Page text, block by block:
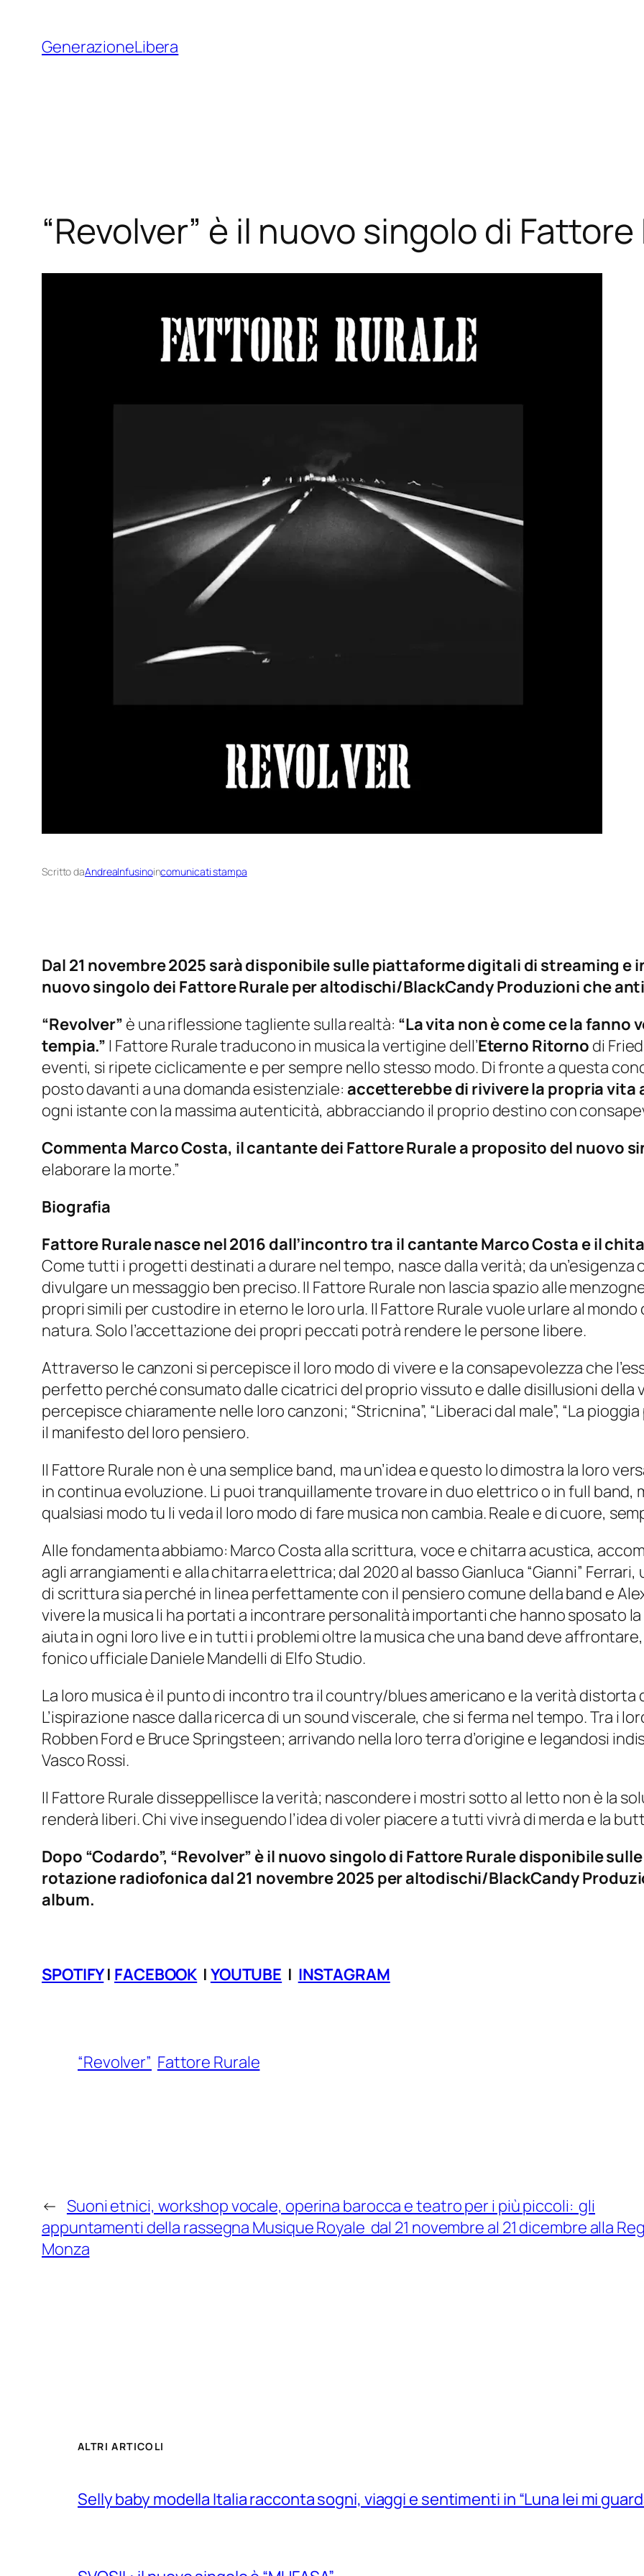
contenuto
GenerazioneLibera
“Revolver” è il nuovo singolo di
Scritto daAndreaInfusinoincomunicati stampa
Dal 21 novembre 2025 sarà disponibile sulle piattaforme digitali di streaming e
nuovo singolo dei Fattore Rurale per altodischi/BlackCandy Produzioni che
“Revolver” è una riflessione tagliente sulla realtà: “La vita non è come ce la fanno
tempia.” I Fattore Rurale traducono in musica la vertigine dell’Eterno Ritorno di
eventi, si ripete ciclicamente e per sempre nello stesso modo. Di fronte a questa
posto davanti a una domanda esistenziale: accetterebbe di rivivere la propria vita
ogni istante con la massima autenticità, abbracciando il proprio destino con
Commenta Marco Costa, il cantante dei Fattore Rurale a proposito del nuovo
elaborare la morte.”
Biografia
Fattore Rurale nasce nel 2016 dall’incontro tra il cantante Marco Costa e il
Come tutti i progetti destinati a durare nel tempo, nasce dalla verità; da un’esigenza
divulgare un messaggio ben preciso. Il Fattore Rurale non lascia spazio alle
propri simili per custodire in eterno le loro urla. Il Fattore Rurale vuole urlare al
natura. Solo l’accettazione dei propri peccati potrà rendere le persone libere.
Attraverso le canzoni si percepisce il loro modo di vivere e la consapevolezza che
perfetto perché consumato dalle cicatrici del proprio vissuto e dalle disillusioni della
percepisce chiaramente nelle loro canzoni; “Stricnina”, “Liberaci dal male”, “La
il manifesto del loro pensiero.
Il Fattore Rurale non è una semplice band, ma un’idea e questo lo dimostra la loro
in continua evoluzione. Li puoi tranquillamente trovare in duo elettrico o in full band,
qualsiasi modo tu li veda il loro modo di fare musica non cambia. Reale e di cuore,
Alle fondamenta abbiamo: Marco Costa alla scrittura, voce e chitarra acustica,
agli arrangiamenti e alla chitarra elettrica; dal 2020 al basso Gianluca “Gianni”
di scrittura sia perché in linea perfettamente con il pensiero comune della band e
vivere la musica li ha portati a incontrare personalità importanti che hanno sposato la
aiuta in ogni loro live e in tutti i problemi oltre la musica che una band deve
fonico ufficiale Daniele Mandelli di Elfo Studio.
La loro musica è il punto di incontro tra il country/blues americano e la verità
L’ispirazione nasce dalla ricerca di un sound viscerale, che si ferma nel tempo. Tra i
Robben Ford e Bruce Springsteen; arrivando nella loro terra d’origine e legandosi
Vasco Rossi.
Il Fattore Rurale disseppellisce la verità; nascondere i mostri sotto al letto non è la
renderà liberi. Chi vive inseguendo l’idea di voler piacere a tutti vivrà di merda e la
Dopo “Codardo”, “Revolver” è il nuovo singolo di Fattore Ruraledisponibile
rotazione radiofonica dal 21 novembre 2025 per altodischi/BlackCandy
album.
SPOTIFY| FACEBOOK | YOUTUBE | INSTAGRAM
“Revolver” Fattore Rurale
← Suoni etnici, workshop vocale, operina barocca e teatro per i più piccoli: gli
appuntamenti della rassegna Musique Royale dal 21 novembre al 21 dicembre alla
Monza
ALTRI ARTICOLI
Selly baby modella Italia racconta sogni, viaggi e sentimenti in “Luna lei mi